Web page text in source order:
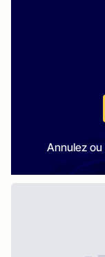
Annulez